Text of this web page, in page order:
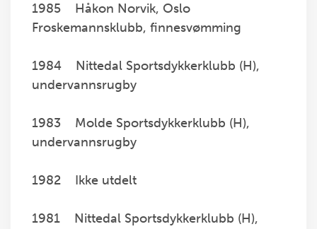
1985 Håkon Norvik, Oslo
Froskemannsklubb, finnesvømming
1984 Nittedal Sportsdykkerklubb (H),
undervannsrugby
1983 Molde Sportsdykkerklubb (H),
undervannsrugby
1982 Ikke utdelt
1981 Nittedal Sportsdykkerklubb (H),